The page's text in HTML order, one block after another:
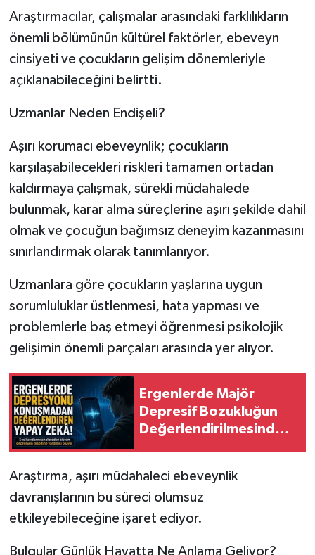
Araştırmacılar, çalışmalar arasındaki farklılıkların
önemli bölümünün kültürel faktörler, ebeveyn
cinsiyeti ve çocukların gelişim dönemleriyle
açıklanabileceğini belirtti.
Uzmanlar Neden Endişeli?
Aşırı korumacı ebeveynlik; çocukların
karşılaşabilecekleri riskleri tamamen ortadan
kaldırmaya çalışmak, sürekli müdahalede
bulunmak, karar alma süreçlerine aşırı şekilde dahil
olmak ve çocuğun bağımsız deneyim kazanmasını
sınırlandırmak olarak tanımlanıyor.
Uzmanlara göre çocukların yaşlarına uygun
sorumluluklar üstlenmesi, hata yapması ve
problemlerle baş etmeyi öğrenmesi psikolojik
gelişimin önemli parçaları arasında yer alıyor.
Ergenlerde Majör
Depresif Bozukluğun
Değerlendirilmesinde
Modeli
Araştırma, aşırı müdahaleci ebeveynlik
davranışlarının bu süreci olumsuz
etkileyebileceğine işaret ediyor.
Bulgular Günlük Hayatta Ne Anlama Geliyor?